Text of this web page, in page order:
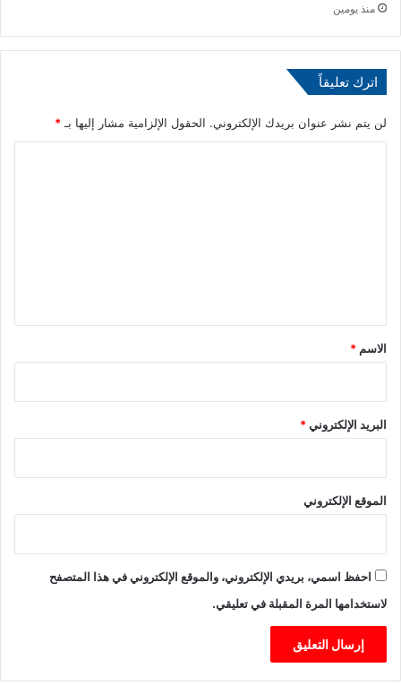
خ
ت
ح
ض
ة
ب
ك
ا
ء
ا
ع
ا
ل
ة
منذ يومين
اترك تعليقاً
لن يتم نشر عنوان بريدك الإلكتروني. الحقول الإلزامية مشار إليها بـ *
*
الاسم *
البريد الإلكتروني*
الموقع الإلكتروني
احفظ اسمي، بريدي الإلكتروني، والموقع الإلكتروني في هذا المتصفح
لاستخدامها المرة المقبلة في تعليقي.